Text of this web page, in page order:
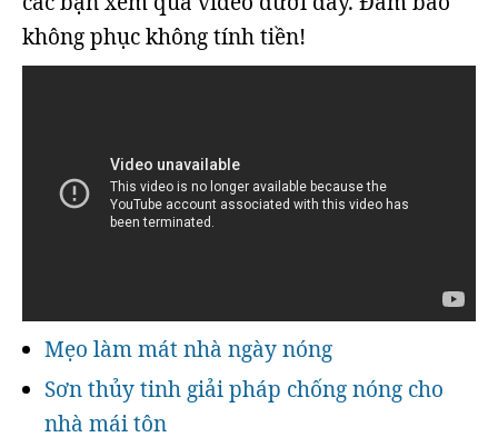
không phục không tính tiền!
Mẹo làm mát nhà ngày nóng
Sơn thủy tinh giải pháp chống nóng cho
nhà mái tôn